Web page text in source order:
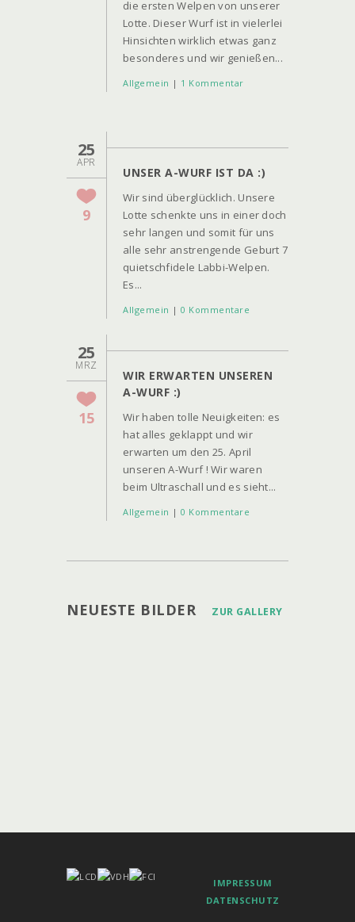
die ersten Welpen von unserer
Lotte. Dieser Wurf ist in vielerlei
Hinsichten wirklich etwas ganz
besonderes und wir genießen...
Allgemein | 1 Kommentar
25
APR
9
UNSER A-WURF IST DA :)
Wir sind überglücklich. Unsere
Lotte schenkte uns in einer doch
sehr langen und somit für uns
alle sehr anstrengende Geburt 7
quietschfidele Labbi-Welpen.
Es...
Allgemein | 0 Kommentare
25
MRZ
15
WIR ERWARTEN UNSEREN
A-WURF :)
Wir haben tolle Neuigkeiten: es
hat alles geklappt und wir
erwarten um den 25. April
unseren A-Wurf ! Wir waren
beim Ultraschall und es sieht...
Allgemein | 0 Kommentare
NEUESTE BILDER ZUR GALLERY
IMPRESSUM
DATENSCHUTZ